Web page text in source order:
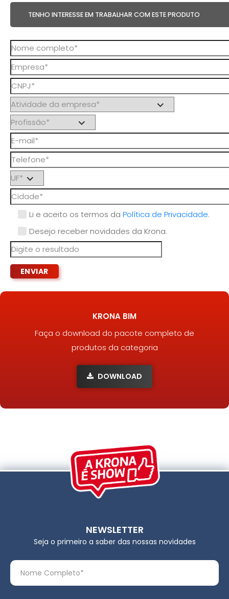
TENHO INTERESSE EM TRABALHAR COM ESTE PRODUTO
Li e aceito os termos da Política de Privacidade.
Desejo receber novidades da Krona.
KRONA BIM
Faça o download do pacote completo de
produtos da categoria
DOWNLOAD
NEWSLETTER
Seja o primeiro a saber das nossas novidades